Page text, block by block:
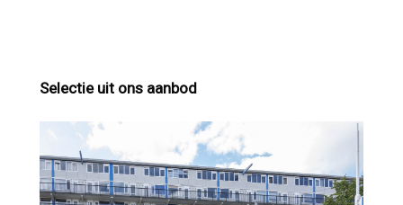
Selectie uit ons aanbod